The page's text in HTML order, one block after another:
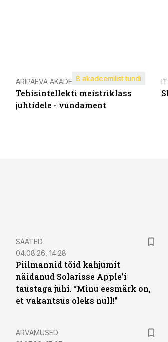
ÄRIPÄEVA AKADEEMIA
Tehisintellekti meistriklass
juhtidele - vundament
8 akadeemilist tundi
SAATED
04.08.26, 14:28
Piilmannid tõid kahjumit
näidanud Solarisse Apple’i
taustaga juhi. “Minu eesmärk on,
et vakantsus oleks null!”
ARVAMUSED